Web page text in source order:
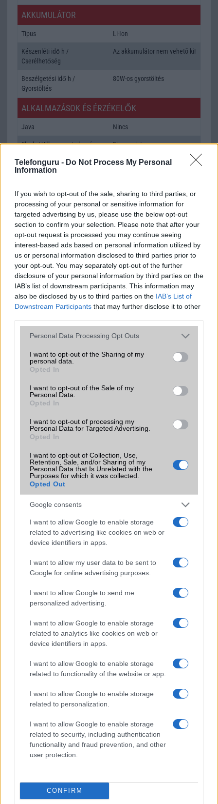
Telefonguru - Do Not Process My Personal
Information
If you wish to opt-out of the sale, sharing to third parties, or
processing of your personal or sensitive information for
targeted advertising by us, please use the below opt-out
section to confirm your selection. Please note that after your
opt-out request is processed you may continue seeing
interest-based ads based on personal information utilized by
us or personal information disclosed to third parties prior to
your opt-out. You may separately opt-out of the further
disclosure of your personal information by third parties on the
IAB’s list of downstream participants. This information may
also be disclosed by us to third parties on the IAB’s List of
Downstream Participants that may further disclose it to other
Please note that this website/app uses one or more Google
not limited to your visit or usage behaviour. You may click to
grant or deny consent to Google and its third-party tags to
use your data for below specified purposes in below Google
consent section.
Personal Data Processing Opt Outs
I want to opt-out of the Sharing of my
personal data.
Opted In
I want to opt-out of the Sale of my
Personal Data.
Opted In
I want to opt-out of processing my
Personal Data for Targeted Advertising.
Opted In
I want to opt-out of Collection, Use,
Retention, Sale, and/or Sharing of my
Personal Data that Is Unrelated with the
Purposes for which it was collected.
Opted Out
Google consents
I want to allow Google to enable storage
related to advertising like cookies on web or
device identifiers in apps.
I want to allow my user data to be sent to
Google for online advertising purposes.
I want to allow Google to send me
personalized advertising.
I want to allow Google to enable storage
related to analytics like cookies on web or
device identifiers in apps.
I want to allow Google to enable storage
related to functionality of the website or app.
I want to allow Google to enable storage
related to personalization.
I want to allow Google to enable storage
related to security, including authentication
functionality and fraud prevention, and other
user protection.
CONFIRM
AKKUMULÁTOR
Típus Li-Ion
Készenléti idő h /
Cserélhetőség
Az akkumulátor nem vehetõ ki!
Beszélgetési idő h /
Gyorstöltés
80W-os gyorstöltés
ALKALMAZÁSOK ÉS ÉRZÉKELŐK
Java Nincs
Flash/Ujjlenyomat olvasó Fingerprint sensor
SNS integráció alap szolgáltatás
T9 szótár alkalmazás független szótár
Office alkalmazások alap szolgáltatás
Iránytũ ecompass
Extrák Nincs
EGYÉB
Vibra jelzés alap szolgáltatás
SIM típus nanoSIM
SIM-ek száma 2
Flight mode Van
Terület India
Funkciók
Brand
Limited Edition Nincs
N/A = Nincs adat. Legutóbbi frissítés: 2026-07-13 19:00:00
Új és Használt GSM kiemelt ajánlatok
Apple iPhone 15 Pro Max
320.000 Ft (új)
Apple iPad (2025)
Euro Gsm
128.000 Ft (új)